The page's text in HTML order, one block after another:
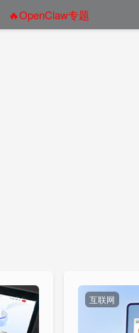
🔥OpenClaw专题
互联网